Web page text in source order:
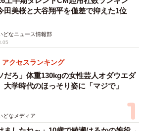
田美桜と大谷翔平を僅差で抑えた1位
どなニュース情報部
アクセスランキング
だろ」体重130kgの女性芸人オダウエダ
学時代のほっそり姿に「マジで」
どなメディア